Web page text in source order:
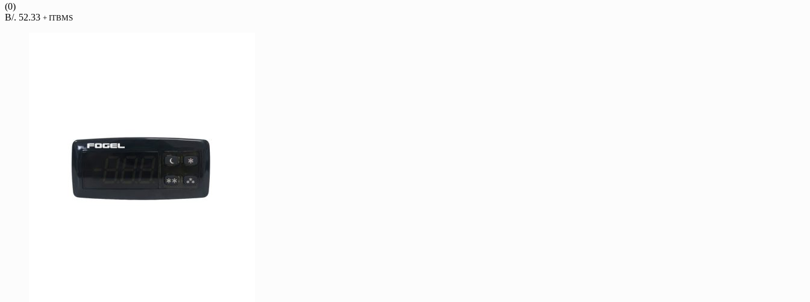
(0)
B/. 52.33 + ITBMS